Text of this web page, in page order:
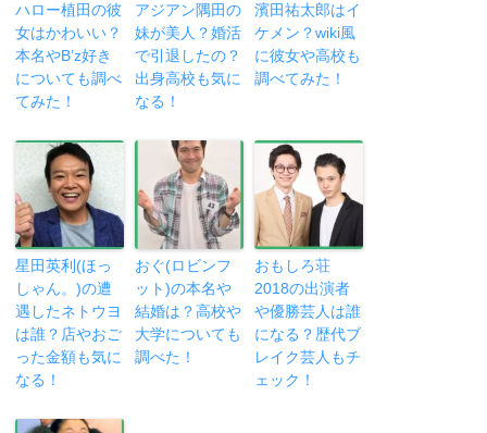
ハロー植田の彼
女はかわいい？
本名やB’z好き
についても調べ
てみた！
アジアン隅田の
妹が美人？婚活
で引退したの？
出身高校も気に
なる！
濱田祐太郎はイ
ケメン？wiki風
に彼女や高校も
調べてみた！
星田英利(ほっ
しゃん。)の遭
遇したネトウヨ
は誰？店やおご
った金額も気に
なる！
おぐ(ロビンフ
ット)の本名や
結婚は？高校や
大学についても
調べた！
おもしろ荘
2018の出演者
や優勝芸人は誰
になる？歴代ブ
レイク芸人もチ
ェック！